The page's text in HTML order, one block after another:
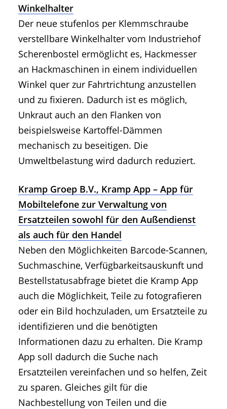
Winkelhalter
Der neue stufenlos per Klemmschraube
verstellbare Winkelhalter vom Industriehof
Scherenbostel ermöglicht es, Hackmesser
an Hackmaschinen in einem individuellen
Winkel quer zur Fahrtrichtung anzustellen
und zu fixieren. Dadurch ist es möglich,
Unkraut auch an den Flanken von
beispielsweise Kartoffel-Dämmen
mechanisch zu beseitigen. Die
Umweltbelastung wird dadurch reduziert.
Kramp Groep B.V., Kramp App – App für
Mobiltelefone zur Verwaltung von
Ersatzteilen sowohl für den Außendienst
als auch für den Handel
Neben den Möglichkeiten Barcode-Scannen,
Suchmaschine, Verfügbarkeitsauskunft und
Bestellstatusabfrage bietet die Kramp App
auch die Möglichkeit, Teile zu fotografieren
oder ein Bild hochzuladen, um Ersatzteile zu
identifizieren und die benötigten
Informationen dazu zu erhalten. Die Kramp
App soll dadurch die Suche nach
Ersatzteilen vereinfachen und so helfen, Zeit
zu sparen. Gleiches gilt für die
Nachbestellung von Teilen und die